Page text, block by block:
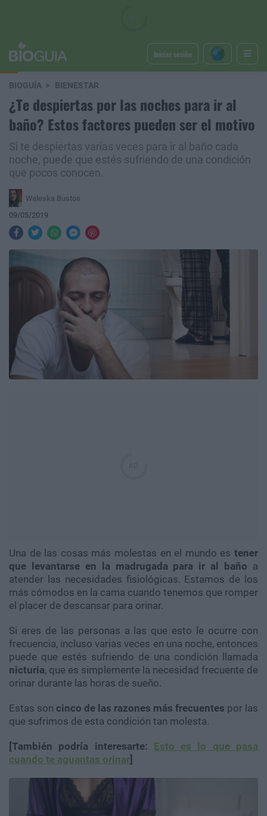
Iniciar sesión
BIOGUÍA BIENESTAR
¿Te despiertas por las noches para ir al
baño? Estos factores pueden ser el motivo
Si te despiertas varias veces para ir al baño cada
noche, puede que estés sufriendo de una condición
que pocos conocen.
Waleska Bustos
09/05/2019
Una de las cosas más molestas en el mundo es tener
que levantarse en la madrugada para ir al baño a
atender las necesidades fisiológicas. Estamos de los
más cómodos en la cama cuando tenemos que romper
el placer de descansar para orinar.
Si eres de las personas a las que esto le ocurre con
frecuencia, incluso varias veces en una noche, entonces
puede que estés sufriendo de una condición llamada
nicturia, que es simplemente la necesidad frecuente de
orinar durante las horas de sueño.
Estas son cinco de las razones más frecuentes por las
que sufrimos de esta condición tan molesta.
[También podría interesarte: Esto es lo que pasa
cuando te aguantas orinar]